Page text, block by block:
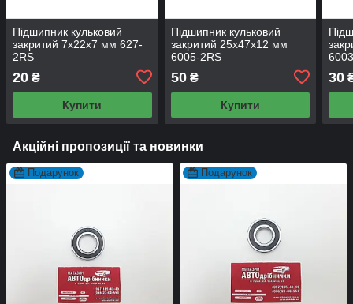
Підшипник кульковий
закритий 7х22х7 мм 627-
2RS
20 ₴
Купити
Підшипник кульковий
закритий 25х47х12 мм
6005-2RS
50₴
Купити
30
Акційні пропозиції та новинки
Подарунок Подарунок